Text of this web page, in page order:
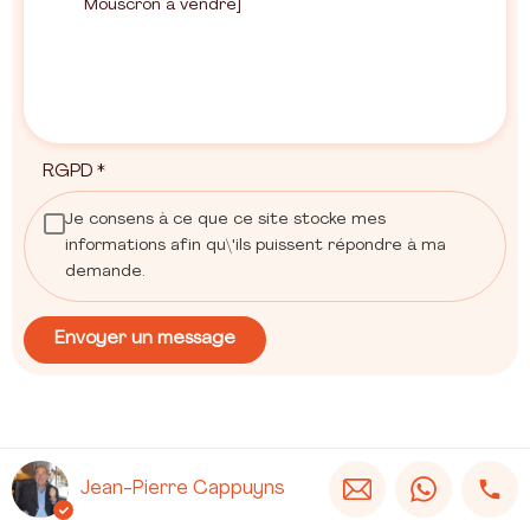
RGPD *
Je consens à ce que ce site stocke mes
informations afin qu\'ils puissent répondre à ma
demande.
Envoyer un message
Jean-Pierre Cappuyns